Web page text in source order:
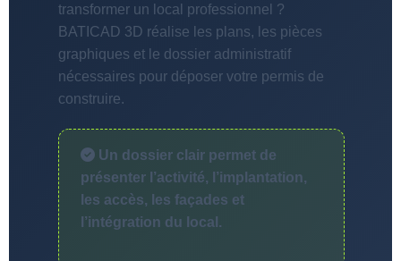
transformer un local professionnel ?
BATICAD 3D réalise les plans, les pièces
graphiques et le dossier administratif
nécessaires pour déposer votre permis de
construire.
Un dossier clair permet de
présenter l’activité, l’implantation,
les accès, les façades et
l’intégration du local.